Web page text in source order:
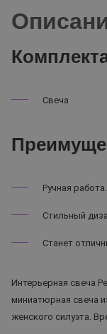
Свеча
Ручная работа.
Стильный
Станет
Интерьерная свеча
миниатюрная свеча
женского силуэта.